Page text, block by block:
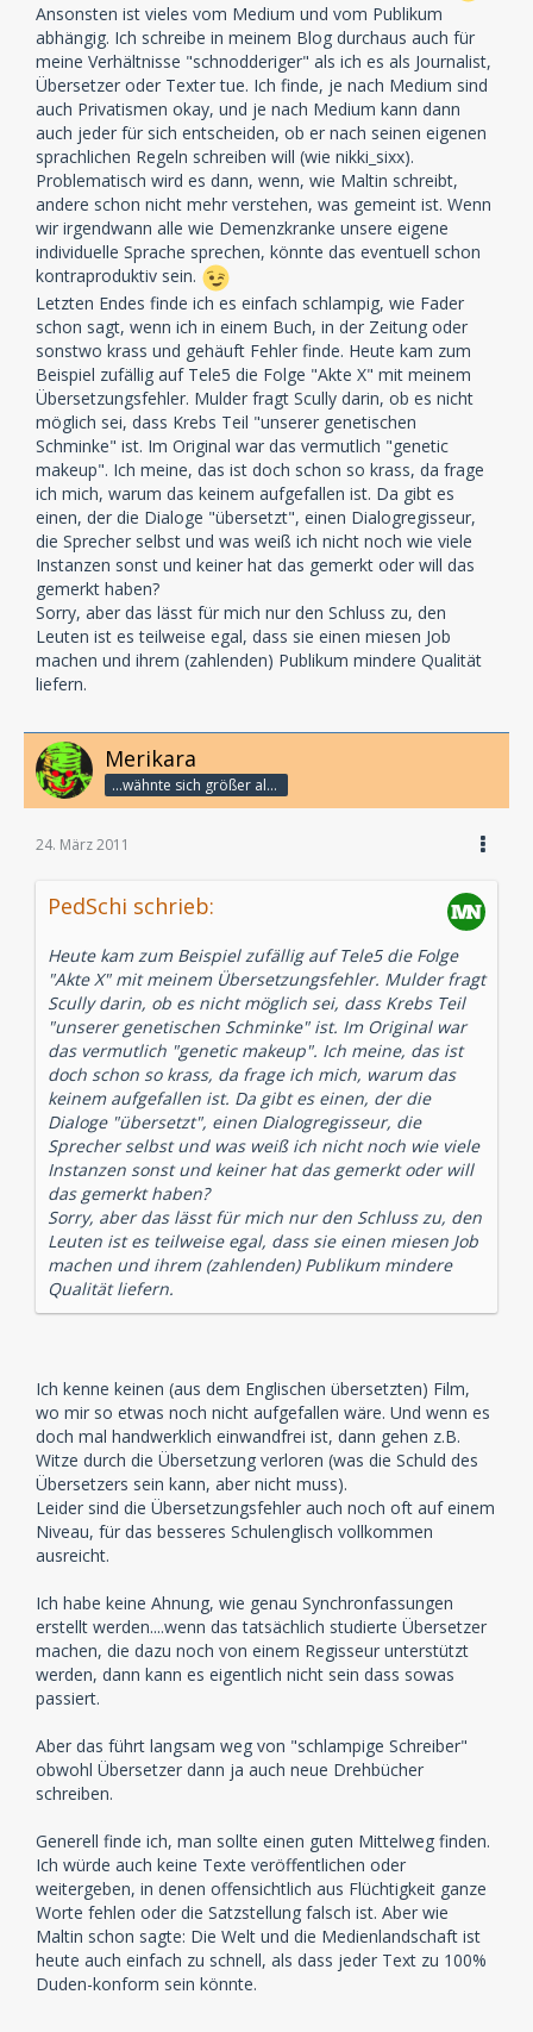
Ansonsten ist vieles vom Medium und vom Publikum
abhängig. Ich schreibe in meinem Blog durchaus auch für
meine Verhältnisse "schnodderiger" als ich es als Journalist,
Übersetzer oder Texter tue. Ich finde, je nach Medium sind
auch Privatismen okay, und je nach Medium kann dann
auch jeder für sich entscheiden, ob er nach seinen eigenen
sprachlichen Regeln schreiben will (wie nikki_sixx).
Problematisch wird es dann, wenn, wie Maltin schreibt,
andere schon nicht mehr verstehen, was gemeint ist. Wenn
wir irgendwann alle wie Demenzkranke unsere eigene
individuelle Sprache sprechen, könnte das eventuell schon
kontraproduktiv sein.
Letzten Endes finde ich es einfach schlampig, wie Fader
schon sagt, wenn ich in einem Buch, in der Zeitung oder
sonstwo krass und gehäuft Fehler finde. Heute kam zum
Beispiel zufällig auf Tele5 die Folge "Akte X" mit meinem
Übersetzungsfehler. Mulder fragt Scully darin, ob es nicht
möglich sei, dass Krebs Teil "unserer genetischen
Schminke" ist. Im Original war das vermutlich "genetic
makeup". Ich meine, das ist doch schon so krass, da frage
ich mich, warum das keinem aufgefallen ist. Da gibt es
einen, der die Dialoge "übersetzt", einen Dialogregisseur,
die Sprecher selbst und was weiß ich nicht noch wie viele
Instanzen sonst und keiner hat das gemerkt oder will das
gemerkt haben?
Sorry, aber das lässt für mich nur den Schluss zu, den
Leuten ist es teilweise egal, dass sie einen miesen Job
machen und ihrem (zahlenden) Publikum mindere Qualität
liefern.
Merikara
...wähnte sich größer als die Götter.
24. März 2011
PedSchi schrieb:
Heute kam zum Beispiel zufällig auf Tele5 die Folge
"Akte X" mit meinem Übersetzungsfehler. Mulder fragt
Scully darin, ob es nicht möglich sei, dass Krebs Teil
"unserer genetischen Schminke" ist. Im Original war
das vermutlich "genetic makeup". Ich meine, das ist
doch schon so krass, da frage ich mich, warum das
keinem aufgefallen ist. Da gibt es einen, der die
Dialoge "übersetzt", einen Dialogregisseur, die
Sprecher selbst und was weiß ich nicht noch wie viele
Instanzen sonst und keiner hat das gemerkt oder will
das gemerkt haben?
Sorry, aber das lässt für mich nur den Schluss zu, den
Leuten ist es teilweise egal, dass sie einen miesen Job
machen und ihrem (zahlenden) Publikum mindere
Qualität liefern.
Ich kenne keinen (aus dem Englischen übersetzten) Film,
wo mir so etwas noch nicht aufgefallen wäre. Und wenn es
doch mal handwerklich einwandfrei ist, dann gehen z.B.
Witze durch die Übersetzung verloren (was die Schuld des
Übersetzers sein kann, aber nicht muss).
Leider sind die Übersetzungsfehler auch noch oft auf einem
Niveau, für das besseres Schulenglisch vollkommen
ausreicht.
Ich habe keine Ahnung, wie genau Synchronfassungen
erstellt werden....wenn das tatsächlich studierte Übersetzer
machen, die dazu noch von einem Regisseur unterstützt
werden, dann kann es eigentlich nicht sein dass sowas
passiert.
Aber das führt langsam weg von "schlampige Schreiber"
obwohl Übersetzer dann ja auch neue Drehbücher
schreiben.
Generell finde ich, man sollte einen guten Mittelweg finden.
Ich würde auch keine Texte veröffentlichen oder
weitergeben, in denen offensichtlich aus Flüchtigkeit ganze
Worte fehlen oder die Satzstellung falsch ist. Aber wie
Maltin schon sagte: Die Welt und die Medienlandschaft ist
heute auch einfach zu schnell, als dass jeder Text zu 100%
Duden-konform sein könnte.